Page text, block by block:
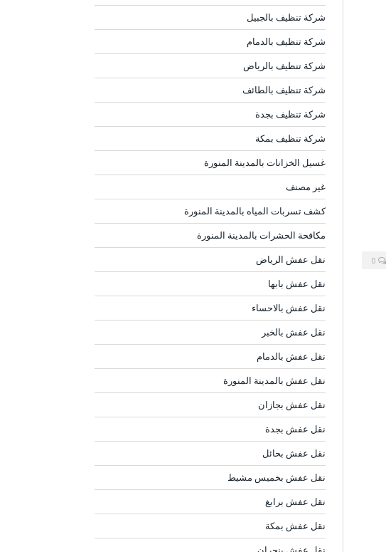
شركة تنظيف بالجبيل
شركة تنظيف بالدمام
شركة تنظيف بالرياض
شركة تنظيف بالطائف
شركة تنظيف بجدة
شركة تنظيف بمكة
غسيل الخزانات بالمدينة المنورة
غير مصنف
كشف تسربات المياه بالمدينة المنورة
مكافحة الحشرات بالمدينة المنورة
نقل عفش الرياض
نقل عفش بابها
نقل عفش بالاحساء
نقل عفش بالخبر
نقل عفش بالدمام
نقل عفش بالمدينة المنورة
نقل عفش بجازان
نقل عفش بجدة
نقل عفش بحائل
نقل عفش بخميس مشيط
نقل عفش برابغ
نقل عفش بمكة